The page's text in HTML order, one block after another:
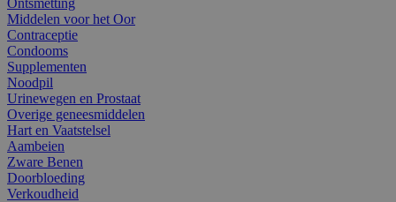
Middelen voor het Oor
Contraceptie
Condooms
Supplementen
Noodpil
Urinewegen en Prostaat
Overige geneesmiddelen
Hart en Vaatstelsel
Aambeien
Zware Benen
Doorbloeding
Verkoudheid